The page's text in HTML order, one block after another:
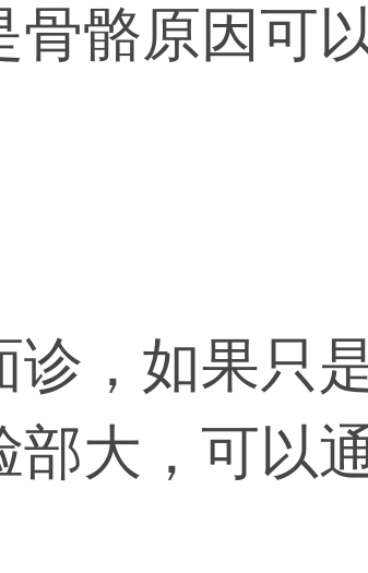
骨骼原因可
诊，如果只
部大，可以